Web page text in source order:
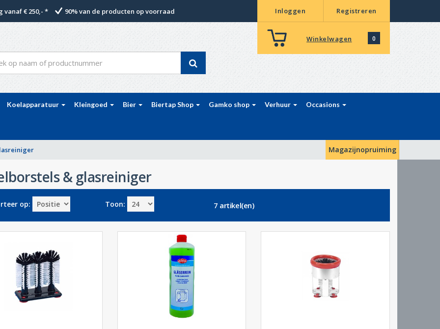
vanaf € 250,- * 90% van de producten op voorraad Inloggen Registreren
Winkelwagen 0
Koelapparatuur Kleingoed Bier Biertap Shop Gamko shop Verhuur Occasions
Magazijnopruiming
& glasreiniger
op: Toon: 7 artikel(en)